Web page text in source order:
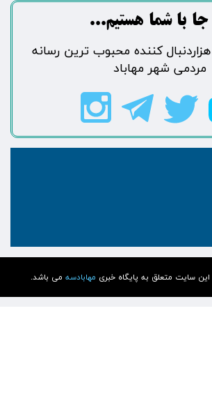
مهابادسه می باشد.
با شما هستیم...​​​​​​​​​​​​​​
​با بیش از 200 هزاردنبال کننده محبوب ترین رسانه
مردمی شهر مهاباد​​​​​​​​​​​​​​